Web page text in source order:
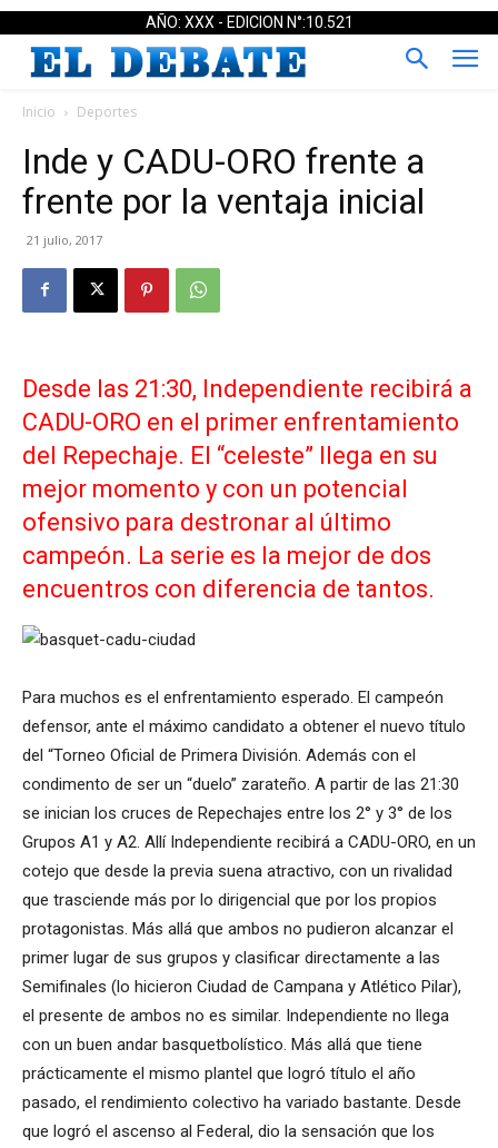
AÑO: XXX - EDICION N°:10.521
Inicio Deportes
Inde y CADU-ORO frente a
frente por la ventaja inicial
21 julio, 2017
Desde las 21:30, Independiente recibirá a
CADU-ORO en el primer enfrentamiento
del Repechaje. El “celeste” llega en su
mejor momento y con un potencial
ofensivo para destronar al último
campeón. La serie es la mejor de dos
encuentros con diferencia de tantos.
Para muchos es el enfrentamiento esperado. El campeón
defensor, ante el máximo candidato a obtener el nuevo título
del “Torneo Oficial de Primera División. Además con el
condimento de ser un “duelo” zarateño. A partir de las 21:30
se inician los cruces de Repechajes entre los 2° y 3° de los
Grupos A1 y A2. Allí Independiente recibirá a CADU-ORO, en un
cotejo que desde la previa suena atractivo, con un rivalidad
que trasciende más por lo dirigencial que por los propios
protagonistas. Más allá que ambos no pudieron alcanzar el
primer lugar de sus grupos y clasificar directamente a las
Semifinales (lo hicieron Ciudad de Campana y Atlético Pilar),
el presente de ambos no es similar. Independiente no llega
con un buen andar basquetbolístico. Más allá que tiene
prácticamente el mismo plantel que logró título el año
pasado, el rendimiento colectivo ha variado bastante. Desde
que logró el ascenso al Federal, dio la sensación que los